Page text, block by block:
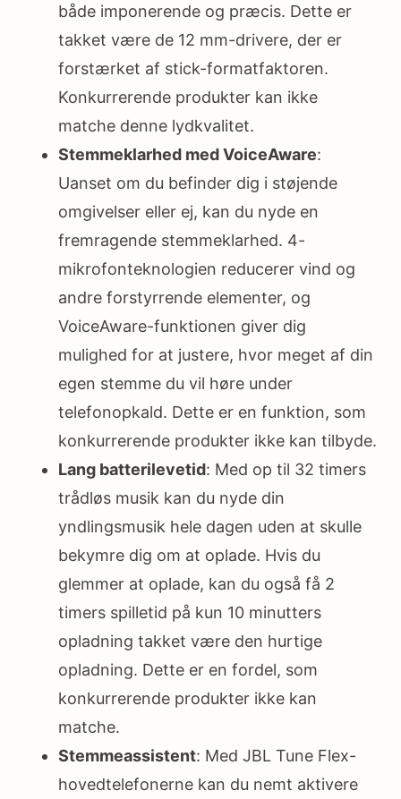
både imponerende og præcis. Dette er
takket være de 12 mm-drivere, der er
forstærket af stick-formatfaktoren.
Konkurrerende produkter kan ikke
matche denne lydkvalitet.
Stemmeklarhed med VoiceAware:
Uanset om du befinder dig i støjende
omgivelser eller ej, kan du nyde en
fremragende stemmeklarhed. 4-
mikrofonteknologien reducerer vind og
andre forstyrrende elementer, og
VoiceAware-funktionen giver dig
mulighed for at justere, hvor meget af din
egen stemme du vil høre under
telefonopkald. Dette er en funktion, som
konkurrerende produkter ikke kan tilbyde.
Lang batterilevetid: Med op til 32 timers
trådløs musik kan du nyde din
yndlingsmusik hele dagen uden at skulle
bekymre dig om at oplade. Hvis du
glemmer at oplade, kan du også få 2
timers spilletid på kun 10 minutters
opladning takket være den hurtige
opladning. Dette er en fordel, som
konkurrerende produkter ikke kan
matche.
Stemmeassistent: Med JBL Tune Flex-
hovedtelefonerne kan du nemt aktivere